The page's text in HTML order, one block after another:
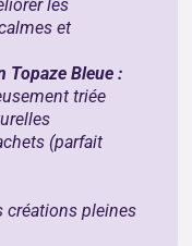
les
et
Topaze Bleue :
triée
(parfait
créations pleines